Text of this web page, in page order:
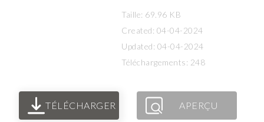
Taille: 69.96 KB
Created: 04-04-2024
Updated: 04-04-2024
Téléchargements: 248
TÉLÉCHARGER APERÇU